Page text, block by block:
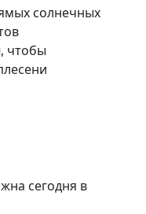
солнечных
чтобы
сегодня в